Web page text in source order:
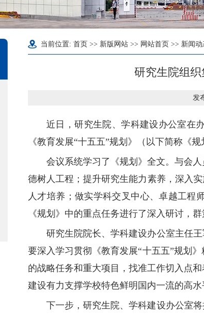
当前位置: 首页 >> 新版网站 >> 网站首页 >> 新闻动
研究生院组织
发
近日，研究生院、学科建设办公室在
《教育发展“十五五”规划》（以下简称《
会议系统学习了《规划》全文。与会
德树人工程；提升研究生能力素养，深入
人才培养；做实学科交叉中心、卓越工程
《规划》中的重点任务进行了深入研讨，
研究生院院长、学科建设办公室主任
要深入学习贯彻《教育发展“十五五”规划
的战略任务和重大项目，找准工作切入点
建设有力支撑学校特色鲜明国内一流的高
下一步，研究生院、学科建设办公室